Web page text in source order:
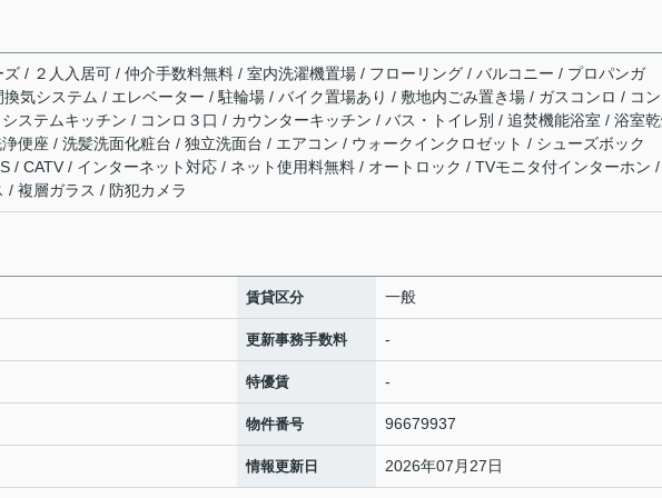
ズ / ２人入居可 / 仲介手数料無料 / 室内洗濯機置場 / フローリング / バルコニー / プロパンガ
換気システム / エレベーター / 駐輪場 / バイク置場あり / 敷地内ごみ置き場 / ガスコンロ / コン
システムキッチン / コンロ３口 / カウンターキッチン / バス・トイレ別 / 追焚機能浴室 / 浴室
便座 / 洗髪洗面化粧台 / 独立洗面台 / エアコン / ウォークインクロゼット / シューズボック
/ CATV / インターネット対応 / ネット使用料無料 / オートロック / TVモニタ付インターホン
/ 複層ガラス / 防犯カメラ
賃貸区分 一般
更新事務手数料 -
特優賃 -
物件番号 96679937
情報更新日 2026年07月27日